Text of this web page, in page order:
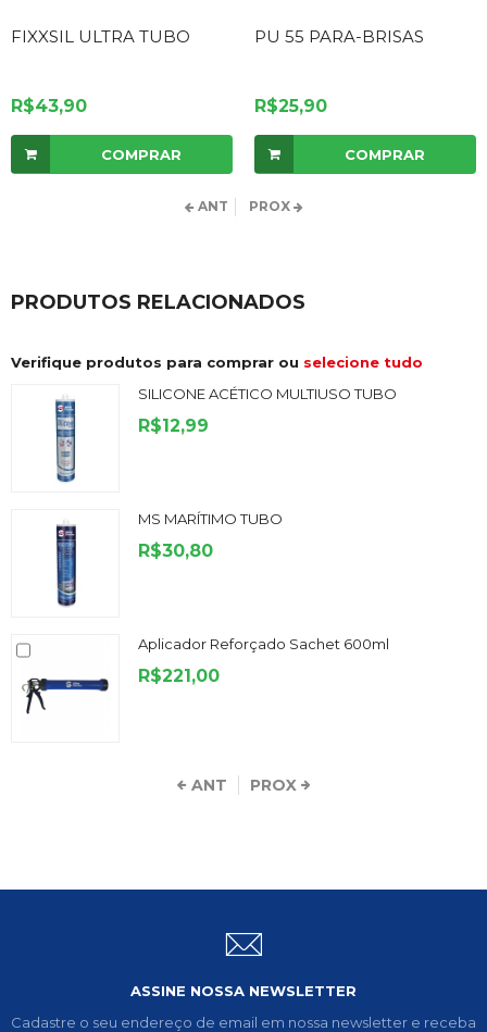
FIXXSIL ULTRA TUBO
R$43,90
COMPRAR
PU 55 PARA-BRISAS
R$25,90
COMPRAR
ANT PROX
PRODUTOS RELACIONADOS
Verifique produtos para comprar ou selecione tudo
SILICONE ACÉTICO MULTIUSO TUBO
R$12,99
MS MARÍTIMO TUBO
R$30,80
Aplicador Reforçado Sachet 600ml
R$221,00
ANT PROX
ASSINE NOSSA NEWSLETTER
Cadastre o seu endereço de email em nossa newsletter e receba